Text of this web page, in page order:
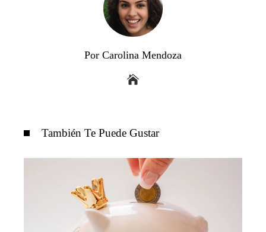
Por Carolina Mendoza
También Te Puede Gustar